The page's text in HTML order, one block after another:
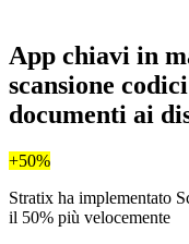
App chiavi in
scansione
documenti ai
+50%
Stratix ha implementato
il 50% più velocemente